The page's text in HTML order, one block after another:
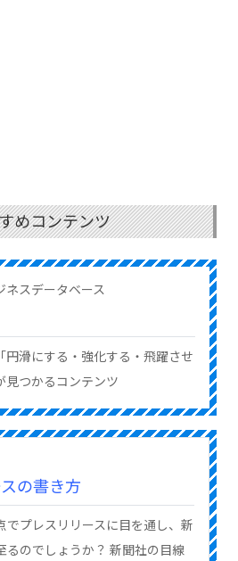
めコンテンツ
ネスデータベース
円滑にする・強化する・飛躍させ
見つかるコンテンツ
の書き方
でプレスリリースに目を通し、新
るのでしょうか？ 新聞社の目線